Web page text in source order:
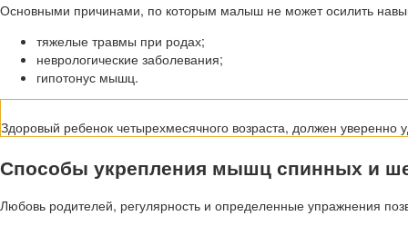
Основными причинами, по которым малыш не может осилить
тяжелые травмы при родах;
неврологические заболевания;
гипотонус мышц.
Здоровый ребенок четырехмесячного возраста, должен уверенно
Способы укрепления мышц спинных и
Любовь родителей, регулярность и определенные упражнения